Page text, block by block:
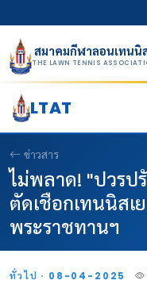
สมาคมกีฬาลอนเทนนิ
THE LAWN TENNIS
LTAT
ข่าวสาร
ไม่พลาด! "ปวรป
ตัดเชือกเทนนิสเ
พระราชทานฯ
ทั่วไป · 08-04-2025